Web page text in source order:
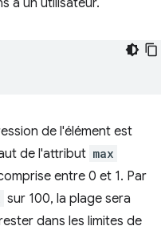
de l'élément est
de l'attribut max
entre 0 et 1. Par
sur 100, la plage sera
dans les limites de